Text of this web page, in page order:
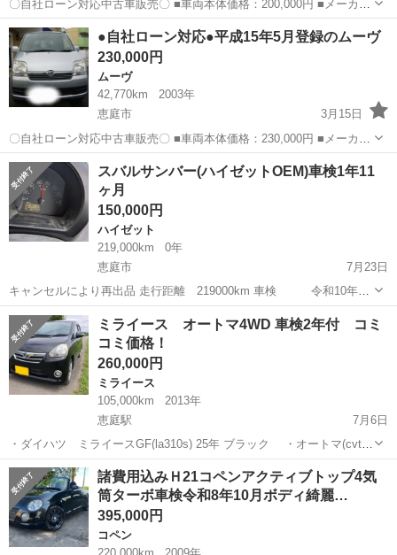
〇自社ローン対応中古車販売〇 ■車両本体価格：200,000円 ■メーカー
名：ダイハツ ■車種名：ブーン ■排気量：1,000cc ■年式：H16年 ■走
行距離：163,000km ■色名：ミントブルー ...
北海道 恵庭市 ムーヴ 車両
●自社ローン対応●平成15年5月登録のムーヴ
230,000円
ムーヴ
42,770km
2003年
恵庭市
3月15日
〇自社ローン対応中古車販売〇 ■車両本体価格：230,000円 ■メーカー
名：ダイハツ ■車種名：ムーヴ ■排気量：660cc ■年式：H15年 ■走行
距離：42,770km ■色名：シルバー ■駆動方式...
北海道 恵庭市 ムーヴ
スバルサンバー(ハイゼットOEM)車検1年11
ヶ月
150,000円
ハイゼット
219,000km
0年
恵庭市
7月23日
キャンセルにより再出品 走行距離 219000km 車検 令和10年6
月10日 初度 平成24年式(EBD- 4AT 2WD/4WD切替 AC良好 手回
し リアヒーター付き あまり程度の良くない自家塗装車(白→黒...
北海道 恵庭市 ハイゼット
ミライース オートマ4WD 車検2年付 コミ
コミ価格！
260,000円
ミライース
105,000km
2013年
恵庭駅
7月6日
・ダイハツ ミライースGF(la310s) 25年 ブラック ・オートマ(cvt)
4WD 車検2年付 10.5万キロ ・プッシュスタート オートエアコン
タッチセンサー付ドアロック フォグ 電動格納ミラー 横滑...
北海道 恵庭市 恵庭駅 オートマ
諸費用込みＨ21コペンアクティブトップ4気
筒ターボ車検令和8年10月ボディ綺麗…
395,000円
コペン